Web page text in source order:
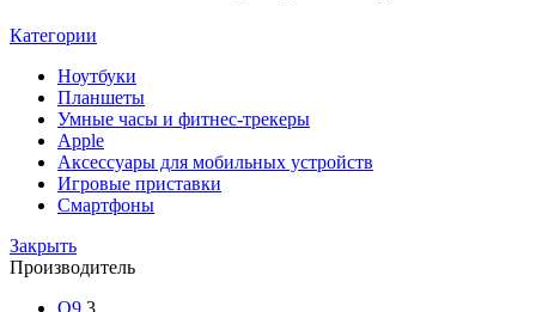
Категории
Ноутбуки
Планшеты
Умные часы и фитнес-трекеры
Apple
Аксессуары для мобильных устройств
Игровые приставки
Смартфоны
Закрыть
Производитель
Q9 3